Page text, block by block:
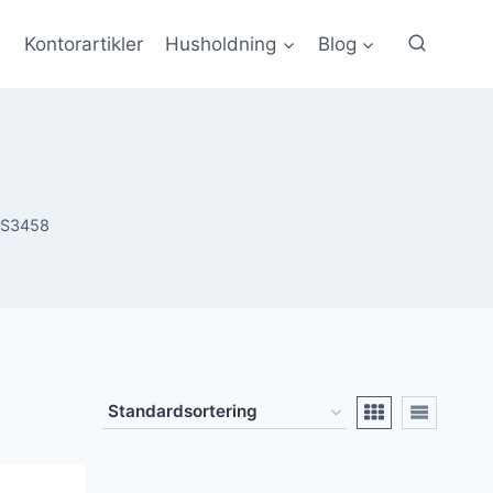
Kontorartikler Husholdning Blog